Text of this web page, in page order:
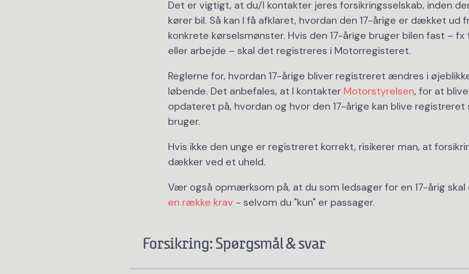
Det er vigtigt, at du/I kontakter jeres forsikringsselskab, inden
kører bil. Så kan I få afklaret, hvordan den 17-årige er dækket ud
konkrete kørselsmønster. Hvis den 17-årige bruger bilen fast – fx
eller arbejde – skal det registreres i Motorregisteret.
Reglerne for, hvordan 17-årige bliver registreret ændres i
løbende. Det anbefales, at I kontakter Motorstyrelsen, for at blive
opdateret på, hvordan og hvor den 17-årige kan blive registreret
bruger.
Hvis ikke den unge er registreret korrekt, risikerer man, at
dækker ved et uheld.
Vær også opmærksom på, at du som ledsager for en 17-årig skal
en række krav - selvom du "kun" er passager.
Forsikring: Spørgsmål & svar